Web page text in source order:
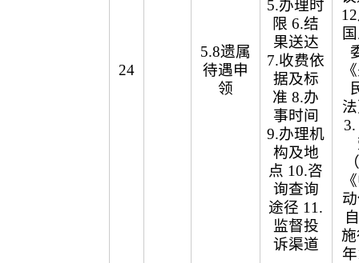
24
5.8遗属
待遇申
领
5.办理时
限 6.结
果送达
7.收费依
据及标
准 8.办
事时间
9.办理机
构及地
点 10.咨
询查询
途径 11.
监督投
诉渠道